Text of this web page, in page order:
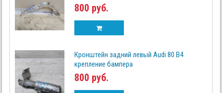
800 руб.
Кронштейн задний левый Audi 80 B4
крепление бампера
800 руб.